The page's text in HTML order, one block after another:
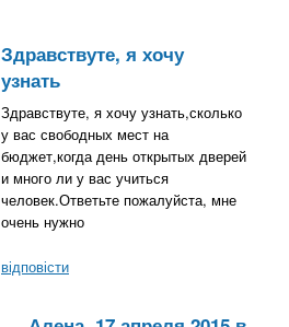
Здравствуте, я хочу
узнать
Здравствуте, я хочу узнать,сколько
у вас свободных мест на
бюджет,когда день открытых дверей
и много ли у вас учиться
человек.Ответьте пожалуйста, мне
очень нужно
відповісти